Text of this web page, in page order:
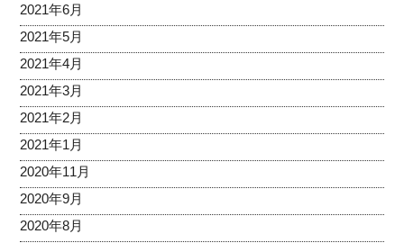
2021年6月
2021年5月
2021年4月
2021年3月
2021年2月
2021年1月
2020年11月
2020年9月
2020年8月